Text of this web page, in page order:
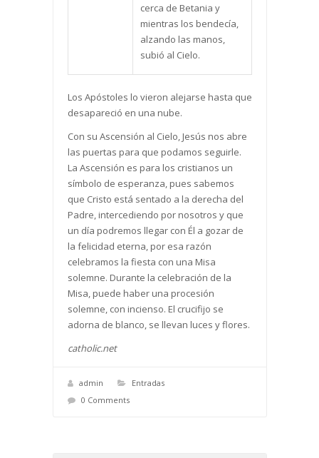
cerca de Betania y
mientras los bendecía,
alzando las manos,
subió al Cielo.
Los Apóstoles lo vieron alejarse hasta que
desapareció en una nube.
Con su Ascensión al Cielo, Jesús nos abre
las puertas para que podamos seguirle.
La Ascensión es para los cristianos un
símbolo de esperanza, pues sabemos
que Cristo está sentado a la derecha del
Padre, intercediendo por nosotros y que
un día podremos llegar con Él a gozar de
la felicidad eterna, por esa razón
celebramos la fiesta con una Misa
solemne. Durante la celebración de la
Misa, puede haber una procesión
solemne, con incienso. El crucifijo se
adorna de blanco, se llevan luces y flores.
catholic.net
admin
Entradas
0 Comments